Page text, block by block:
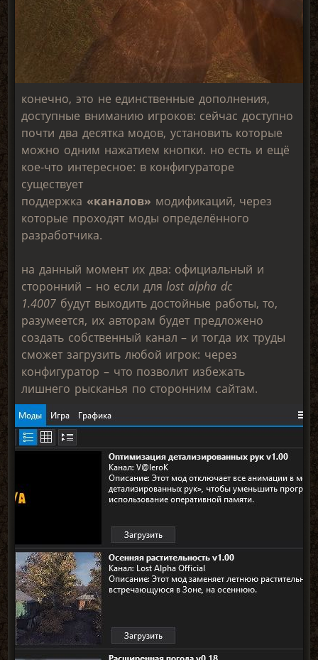
конечно, это не единственные дополнения,
доступные вниманию игроков: сейчас доступно
почти два десятка модов, установить которые
можно одним нажатием кнопки. но есть и ещё
кое-что интересное: в конфигураторе
существует
поддержка «каналов» модификаций, через
которые проходят моды определённого
разработчика.
на данный момент их два: официальный и
сторонний – но если дляlost alpha dc
1.4007 будут выходить достойные работы, то,
разумеется, их авторам будет предложено
создать собственный канал – и тогда их труды
сможет загрузить любой игрок: через
конфигуратор – что позволит избежать
лишнего рысканья по сторонним сайтам.